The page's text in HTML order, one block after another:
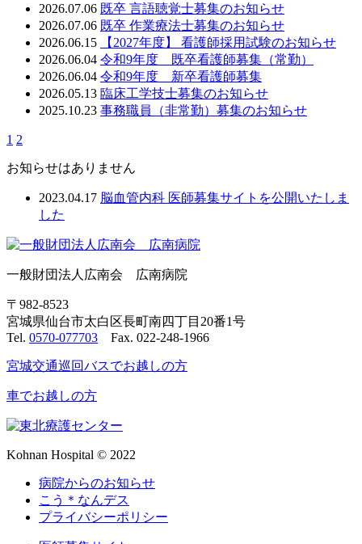
2026.07.06 既卒 言語聴覚士募集のお知らせ
2026.07.06 既卒 作業療法士募集のお知らせ
2026.06.15
【2027年度】 看護師採用試験のお知らせ
2026.06.04 令和9年度 既卒看護師募集（常勤）
2026.06.04 令和9年度 新卒看護師募集
2026.05.13 臨床工学技士募集のお知らせ
2025.10.23 事務職員（非常勤）募集のお知らせ
1 2
お知らせはありません
2023.04.17 脳血管内科 医師募集サイトを公開いたしま
した
一般財団法人広南会 広南病院
〒982-8523
宮城県仙台市太白区長町南四丁目20番1号
Tel. 0570-077703 Fax. 022-248-1966
宮城交通巡回バスでお越しの方
車でお越しの方
Kohnan Hospital © 2022
病院からのお知らせ
こう＊なんデス
プライバシーポリシー